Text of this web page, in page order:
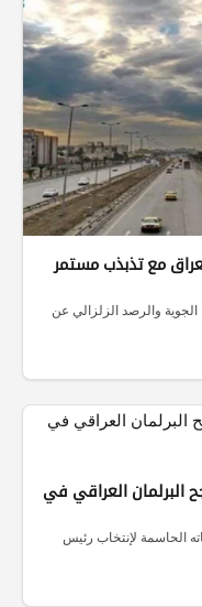
مع تذبذب مستمر
الجوية والرصد الزلزالي عن
البرلمان العراقي في
الحاسمة لإنتخاب رئيس